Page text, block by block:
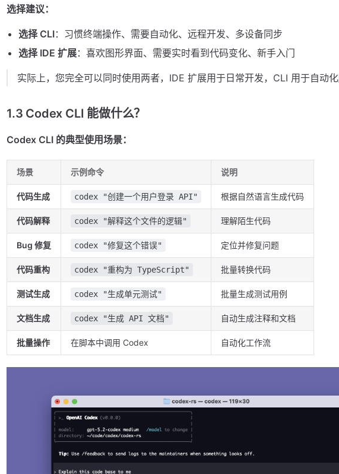
选择建议：
选择 CLI：习惯终端操作、需要自动化、远程开发、多设备同步
选择 IDE 扩展：喜欢图形界面、需要实时看到代码变化、新手入门
实际上，您完全可以同时使用两者，IDE 扩展用于日常开发，CLI 用于自动化
1.3 Codex CLI 能做什么？
Codex CLI 的典型使用场景：
场景 示例命令 说明
代码生成 codex "创建一个用户登录 API" 根据自然语言生成代码
代码解释 codex "解释这个文件的逻辑" 理解陌生代码
Bug 修复 codex "修复这个错误" 定位并修复问题
代码重构 codex "重构为 TypeScript" 批量转换代码
测试生成 codex "生成单元测试" 批量生成测试用例
文档生成 codex "生成 API 文档" 自动生成注释和文档
批量操作 在脚本中调用 Codex 自动化工作流